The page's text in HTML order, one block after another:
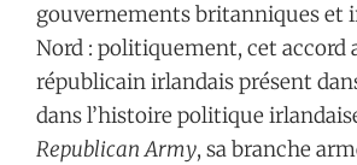
gouvernements britanniques et
Nord : politiquement, cet accord
républicain irlandais présent
dans l’histoire politique
Republican Army, sa branche